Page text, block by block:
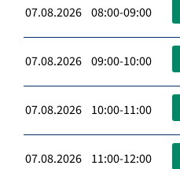
07.08.2026 08:00-09:00
07.08.2026 09:00-10:00
07.08.2026 10:00-11:00
07.08.2026 11:00-12:00